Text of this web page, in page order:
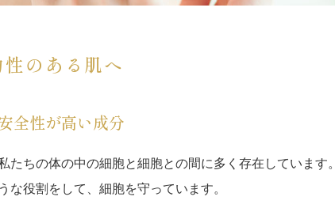
のある肌へ
全性が高い成分
ちの体の中の細胞と細胞との間に多く存在しています。
な役割をして、細胞を守っています。